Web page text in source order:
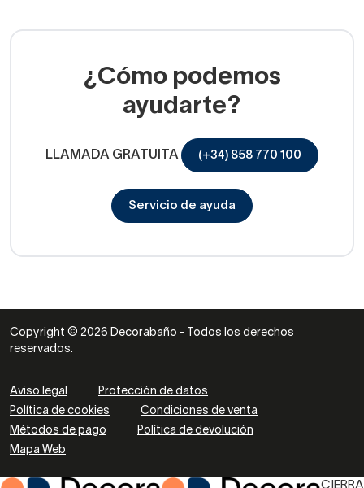
¿Cómo podemos
ayudarte?
LLAMADA GRATUITA (+34) 858 770 100
Servicio de ayuda
Copyright © 2026 Decorabaño - Todos los derechos
reservados.
Aviso legal
Protección de datos
Política de cookies
Condiciones de venta
Métodos de pago
Política de devolución
Mapa Web
CIERRA